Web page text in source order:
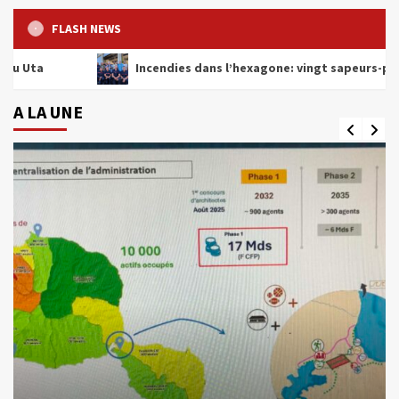
FLASH NEWS
Incendies dans l’hexagone: vingt sapeurs-pompiers
A LA UNE